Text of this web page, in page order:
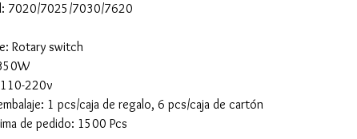
7020/7025/7030/7620
Rotary switch
220v
1 pcs/caja de regalo, 6 pcs/caja de cartón
de pedido: 1500 Pcs